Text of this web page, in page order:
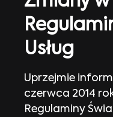
Usług
Uprzejmie
czerwca 2014
Regulaminy